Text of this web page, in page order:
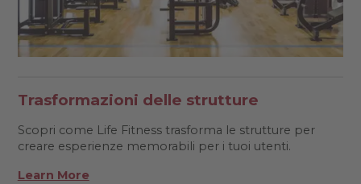
Trasformazioni delle strutture
Scopri come Life Fitness trasforma le strutture per
creare esperienze memorabili per i tuoi utenti.
Learn More